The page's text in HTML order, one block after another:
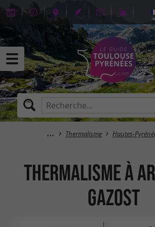
Thermalisme Hautes-
Thermalisme à
Gazost